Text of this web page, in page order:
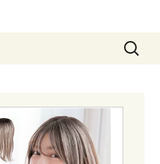
検
索: